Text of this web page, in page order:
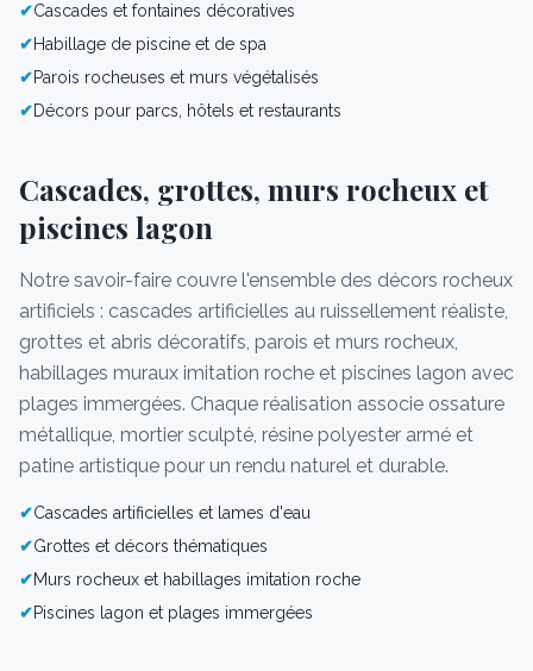
✔Cascades et fontaines décoratives
✔Habillage de piscine et de spa
✔Parois rocheuses et murs végétalisés
✔Décors pour parcs, hôtels et restaurants
Cascades, grottes, murs rocheux et
piscines lagon
Notre savoir-faire couvre l'ensemble des décors rocheux
artificiels : cascades artificielles au ruissellement réaliste,
grottes et abris décoratifs, parois et murs rocheux,
habillages muraux imitation roche et piscines lagon avec
plages immergées. Chaque réalisation associe ossature
métallique, mortier sculpté, résine polyester armé et
patine artistique pour un rendu naturel et durable.
✔Cascades artificielles et lames d'eau
✔Grottes et décors thématiques
✔Murs rocheux et habillages imitation roche
✔Piscines lagon et plages immergées